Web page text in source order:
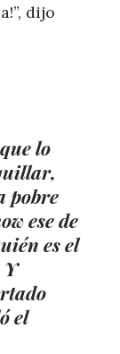
dijo
lo
pobre
ese de
es el
Y
el